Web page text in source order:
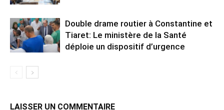
Double drame routier à Constantine et
Tiaret: Le ministère de la Santé
déploie un dispositif d’urgence
LAISSER UN COMMENTAIRE